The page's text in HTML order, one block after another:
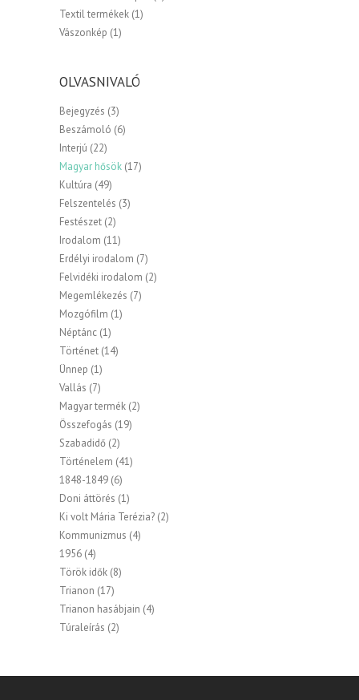
Textil termékek (1)
Vászonkép (1)
OLVASNIVALÓ
Bejegyzés (3)
Beszámoló (6)
Interjú (22)
Magyar hősök (17)
Kultúra (49)
Felszentelés (3)
Festészet (2)
Irodalom (11)
Erdélyi irodalom (7)
Felvidéki irodalom (2)
Megemlékezés (7)
Mozgófilm (1)
Néptánc (1)
Történet (14)
Ünnep (1)
Vallás (7)
Magyar termék (2)
Összefogás (19)
Szabadidő (2)
Történelem (41)
1848-1849 (6)
Doni áttörés (1)
Ki volt Mária Terézia? (2)
Kommunizmus (4)
1956 (4)
Török idők (8)
Trianon (17)
Trianon hasábjain (4)
Túraleírás (2)